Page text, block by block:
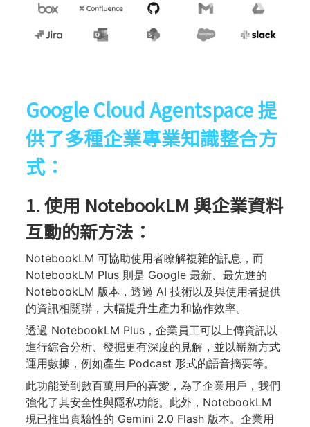
Google Cloud Agentspace 提
供了多種企業專業知識整合方
式：
1. 使用 NotebookLM 與企業資料
互動的新方法：
NotebookLM 可協助使用者瞭解複雜的訊息，而
NotebookLM Plus 則是 Google 最新、最先進的
NotebookLM 版本，透過 AI 技術以及與使用者提供
的資訊相關聯，大幅提升生產力和協作效率。
透過 NotebookLM Plus，企業員工可以上傳資訊以
進行綜合分析、發掘更有深度的見解，並以嶄新方式
運用數據，例如產生 Podcast 形式的語音摘要等。
此功能受到數百萬用戶的喜愛，為了企業用戶，我們
強化了其安全性與隱私功能。此外，NotebookLM
現已推出實驗性的 Gemini 2.0 Flash 版本。企業用